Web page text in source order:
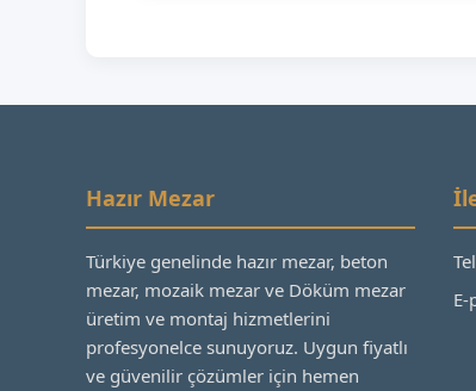
Hazır Mezar
Türkiye genelinde hazır mezar, beton
mezar, mozaik mezar ve Döküm mezar
üretim ve montaj hizmetlerini
profesyonelce sunuyoruz. Uygun fiyatlı
ve güvenilir çözümler için hemen